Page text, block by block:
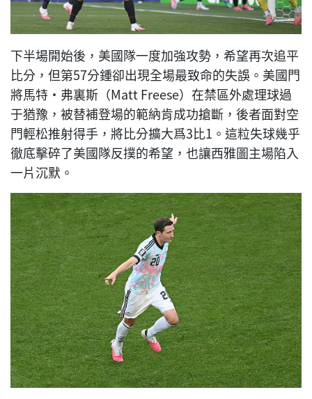
下半場開始後，美國隊一度加強攻勢，希望再次追平
比分，但第57分鍾卻出現全場最致命的失誤。美國門
將馬特·弗裏斯（Matt Freese）在禁區外處理球過
于猶豫，被替補登場的範納肯成功搶斷，後者面對空
門輕松推射得手，將比分擴大爲3比1。這粒失球幾乎
徹底擊碎了美國隊反撲的希望，也讓西雅圖主場陷入
一片沉默。